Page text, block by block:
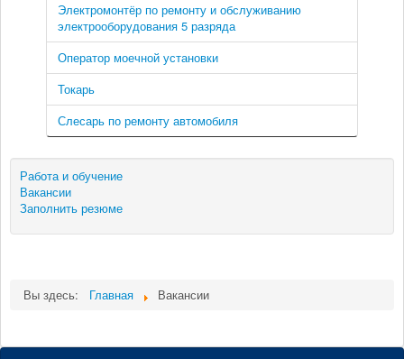
Электромонтёр по ремонту и обслуживанию
электрооборудования 5 разряда
Оператор моечной установки
Токарь
Слесарь по ремонту автомобиля
Работа и обучение
Вакансии
Заполнить резюме
Вы здесь: Главная Вакансии